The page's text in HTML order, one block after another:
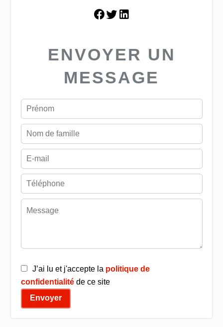
ENVOYER UN
MESSAGE
J’ai lu et j'accepte la politique de
confidentialitéde ce site
Envoyer